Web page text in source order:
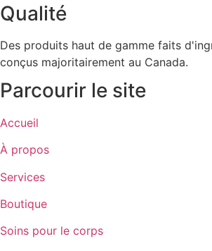
Qualité
Des produits haut de gamme faits
conçus majoritairement au Canada.
Parcourir le site
Accueil
À propos
Services
Boutique
Soins pour le corps